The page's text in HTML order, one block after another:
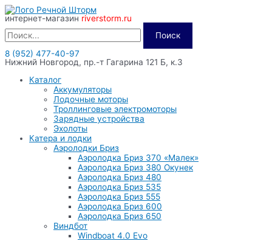
Перейти
к
содержимому
интернет-магазин riverstorm.ru
Поиск
8 (952) 477-40-97
Нижний Новгород, пр.-т Гагарина 121 Б, к.3
Каталог
Аккумуляторы
Лодочные моторы
Троллинговые электромоторы
Зарядные устройства
Эхолоты
Катера и лодки
Аэролодки Бриз
Аэролодка Бриз 370 «Малек»
Аэролодка Бриз 380 Окунек
Аэролодка Бриз 480
Аэролодка Бриз 535
Аэролодка Бриз 555
Аэролодка Бриз 600
Аэролодка Бриз 650
Виндбот
Windboat 4.0 Evo